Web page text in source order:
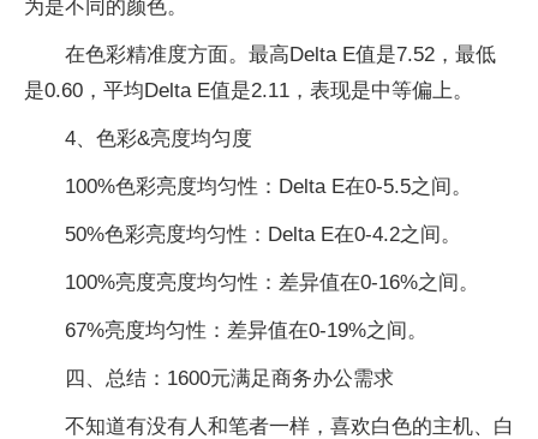
为是不同的颜色。
在色彩精准度方面。最高Delta E值是7.52，最低
是0.60， 平均Delta E值是2.11，表现是中等偏上。
4、色彩&亮度均匀度
100%色彩亮度均匀性 ：Delta E在0-5.5之间。
50%色彩亮度均匀性 ：Delta E在0-4.2之间。
100%亮度亮度均匀性 ：差异值在0-16%之间。
67%亮度均匀性 ：差异值在0-19%之间。
四、总结：1600元满足商务办公需求
不知道有没有人和笔者一样，喜欢白色的主机、白